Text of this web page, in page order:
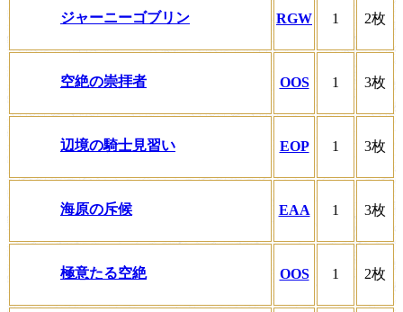
ジャーニーゴブリン RGW 1 2枚
空絶の崇拝者 OOS 1 3枚
辺境の騎士見習い EOP 1 3枚
海原の斥候 EAA 1 3枚
極意たる空絶 OOS 1 2枚